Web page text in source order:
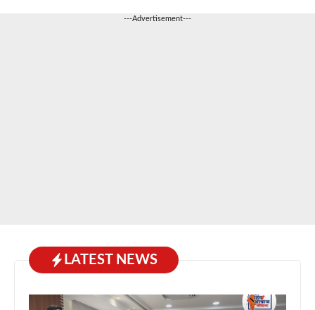
---Advertisement---
LATEST NEWS